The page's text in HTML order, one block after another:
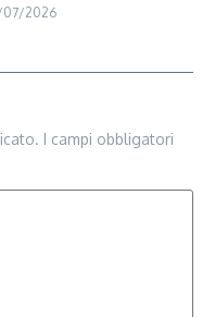
07/2026
I campi obbligatori